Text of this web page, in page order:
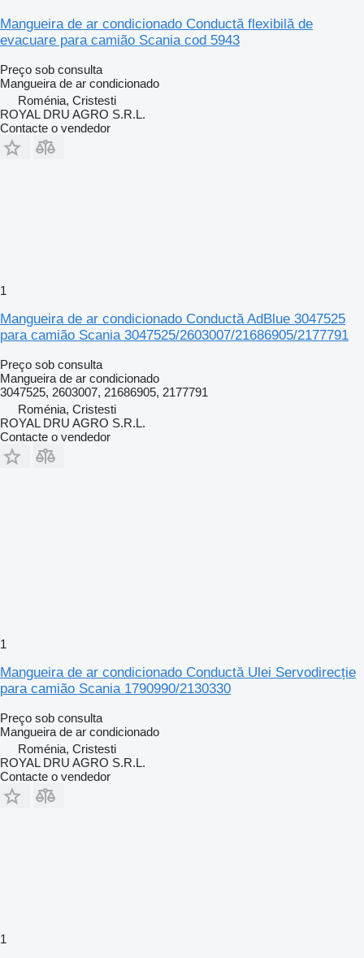
Mangueira de ar condicionado Conductă flexibilă de
evacuare para camião Scania cod 5943
Preço sob consulta
Mangueira de ar condicionado
Roménia, Cristesti
ROYAL DRU AGRO S.R.L.
Contacte o vendedor
1
Mangueira de ar condicionado Conductă AdBlue 3047525
para camião Scania 3047525/2603007/21686905/2177791
Preço sob consulta
Mangueira de ar condicionado
3047525, 2603007, 21686905, 2177791
Roménia, Cristesti
ROYAL DRU AGRO S.R.L.
Contacte o vendedor
1
Mangueira de ar condicionado Conductă Ulei Servodirecție
para camião Scania 1790990/2130330
Preço sob consulta
Mangueira de ar condicionado
Roménia, Cristesti
ROYAL DRU AGRO S.R.L.
Contacte o vendedor
1